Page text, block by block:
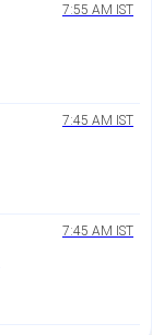
7:55 AM IST
7:45 AM IST
7:45 AM IST